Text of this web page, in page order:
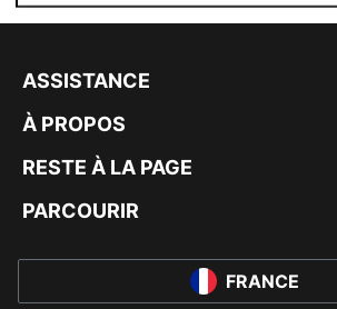
ASSISTANCE
À PROPOS
RESTE À LA PAGE
PARCOURIR
FRANCE